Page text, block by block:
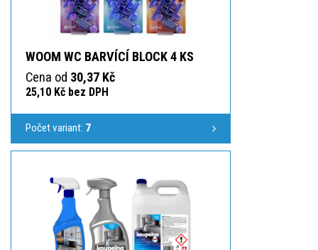
WOOM WC BARVÍCÍ BLOCK 4 KS
Cena od 30,37 Kč
25,10 Kč bez DPH
Počet variant: 7